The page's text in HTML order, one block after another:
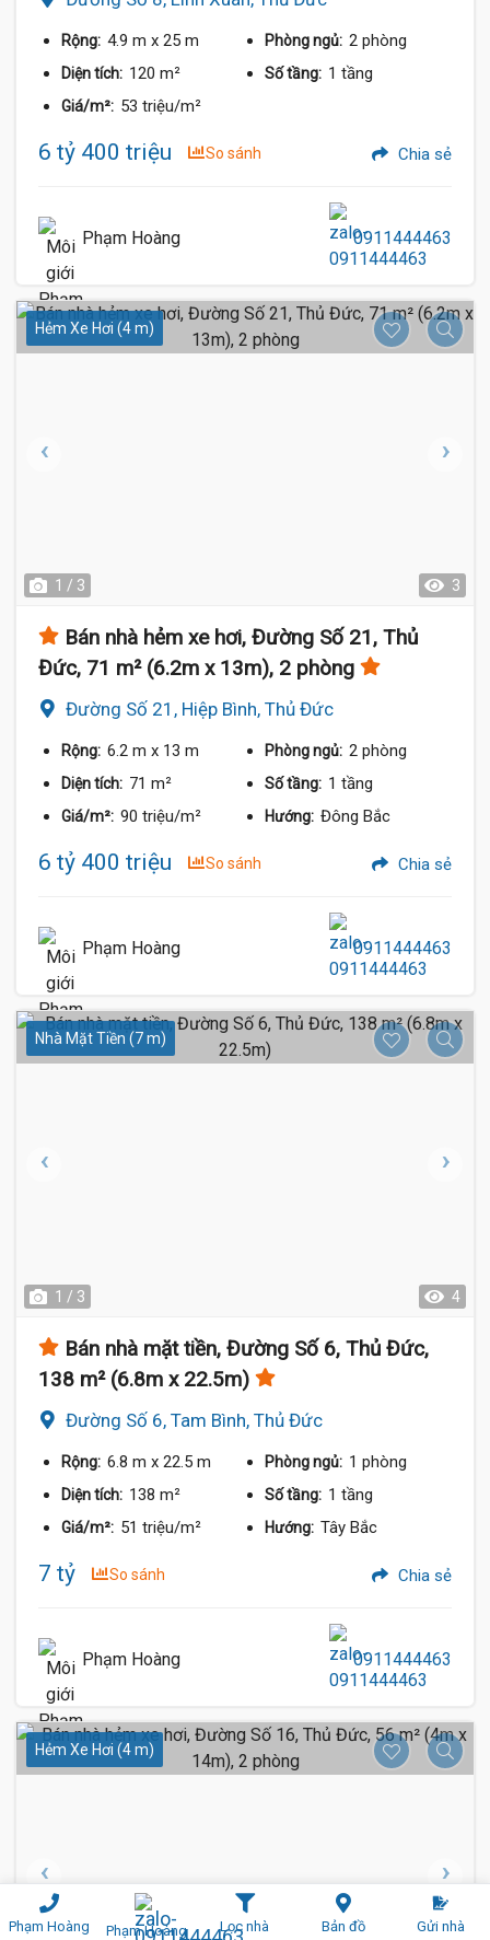
Phạm Hoàng Phạm Hoàng Lọc nhà Bản đồ Gửi nhà
Rộng: 4.9 m x 25 m Phòng ngủ: 2 phòng
Diện tích: 120 m² Số tầng: 1 tầng
Giá/m²: 53 triệu/m²
6 tỷ 400 triệu So sánh Chia sẻ
Phạm Hoàng 0911444463
Hẻm Xe Hơi (4 m)
1 / 3 3
Bán nhà hẻm xe hơi, Đường Số 21, Thủ
Đức, 71 m² (6.2m x 13m), 2 phòng
Đường Số 21, Hiệp Bình, Thủ Đức
Rộng: 6.2 m x 13 m Phòng ngủ: 2 phòng
Diện tích: 71 m² Số tầng: 1 tầng
Giá/m²: 90 triệu/m² Hướng: Đông Bắc
6 tỷ 400 triệu So sánh Chia sẻ
Phạm Hoàng 0911444463
Nhà Mặt Tiền (7 m)
1 / 3 4
Bán nhà mặt tiền, Đường Số 6, Thủ Đức,
138 m² (6.8m x 22.5m)
Đường Số 6, Tam Bình, Thủ Đức
Rộng: 6.8 m x 22.5 m Phòng ngủ: 1 phòng
Diện tích: 138 m² Số tầng: 1 tầng
Giá/m²: 51 triệu/m² Hướng: Tây Bắc
7 tỷ So sánh Chia sẻ
Phạm Hoàng 0911444463
Hẻm Xe Hơi (4 m)